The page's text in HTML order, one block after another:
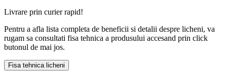
Livrare prin curier rapid!
Pentru a afla lista completa de beneficii si detalii despre licheni, va
rugam sa consultati fisa tehnica a produsului accesand prin click
butonul de mai jos.
Fisa tehnica licheni